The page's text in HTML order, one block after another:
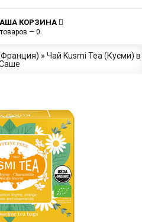
КОРЗИНА
— 0
» Чай Kusmi Tea (Кусми) в